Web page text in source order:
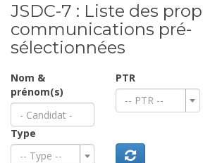
JSDC-7 : Liste des
communications pré-
sélectionnées
Nom &
prénom(s)
PTR
-- PTR --
Type
-- Type --